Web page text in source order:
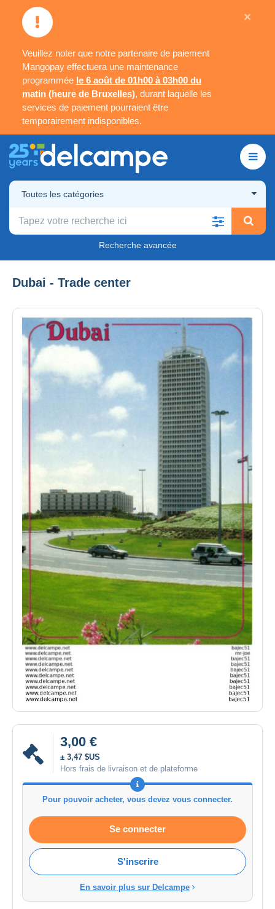
Veuillez noter que notre partenaire de paiement
Mangopay effectuera une maintenance
programmée le 6 août de 01h00 à 03h00 du
matin (heure de Bruxelles), durant laquelle les
services de paiement pourraient être
temporairement indisponibles.
×
Toutes les catégories
Recherche avancée
Dubai - Trade center
3,00 €
± 3,47 $US
Hors frais de livraison et de plateforme
Pour pouvoir acheter, vous devez vous connecter.
Se connecter
S'inscrire
En savoir plus sur Delcampe